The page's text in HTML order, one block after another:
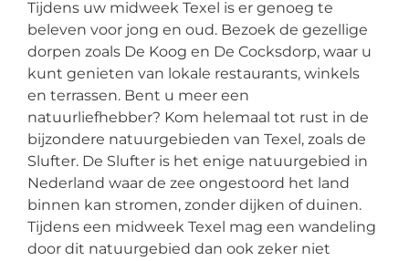
Tijdens uw midweek Texel is er genoeg te
beleven voor jong en oud. Bezoek de gezellige
dorpen zoals De Koog en De Cocksdorp, waar u
kunt genieten van lokale restaurants, winkels
en terrassen. Bent u meer een
natuurliefhebber? Kom helemaal tot rust in de
bijzondere natuurgebieden van Texel, zoals de
Slufter. De Slufter is het enige natuurgebied in
Nederland waar de zee ongestoord het land
binnen kan stromen, zonder dijken of duinen.
Tijdens een midweek Texel mag een wandeling
door dit natuurgebied dan ook zeker niet